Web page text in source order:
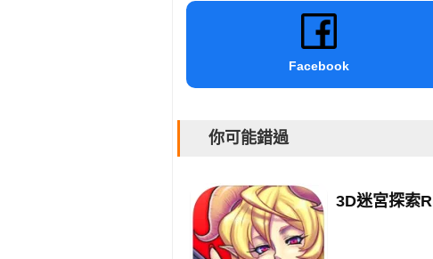
Facebook
你可能錯過
3D迷宮探索